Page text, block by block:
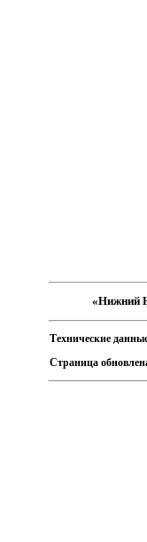
«Нижний
Технические
Страница